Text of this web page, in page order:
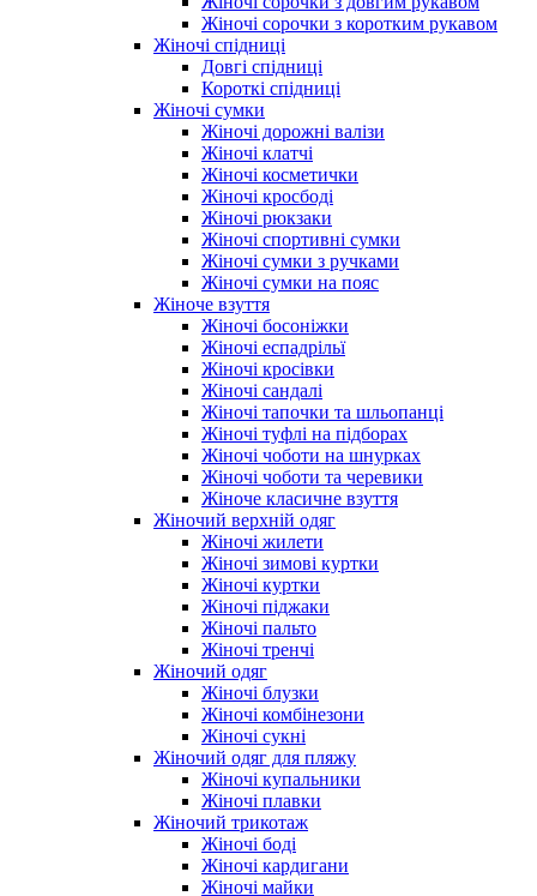
Жіночі сорочки з коротким рукавом
Жіночі спідниці
Довгі спідниці
Короткі спідниці
Жіночі сумки
Жіночі дорожні валізи
Жіночі клатчі
Жіночі косметички
Жіночі кросбоді
Жіночі рюкзаки
Жіночі спортивні сумки
Жіночі сумки з ручками
Жіночі сумки на пояс
Жіноче взуття
Жіночі босоніжки
Жіночі еспадрільї
Жіночі кросівки
Жіночі сандалі
Жіночі тапочки та шльопанці
Жіночі туфлі на підборах
Жіночі чоботи на шнурках
Жіночі чоботи та черевики
Жіноче класичне взуття
Жіночий верхній одяг
Жіночі жилети
Жіночі зимові куртки
Жіночі куртки
Жіночі піджаки
Жіночі пальто
Жіночі тренчі
Жіночий одяг
Жіночі блузки
Жіночі комбінезони
Жіночі сукні
Жіночий одяг для пляжу
Жіночі купальники
Жіночі плавки
Жіночий трикотаж
Жіночі боді
Жіночі кардигани
Жіночі майки